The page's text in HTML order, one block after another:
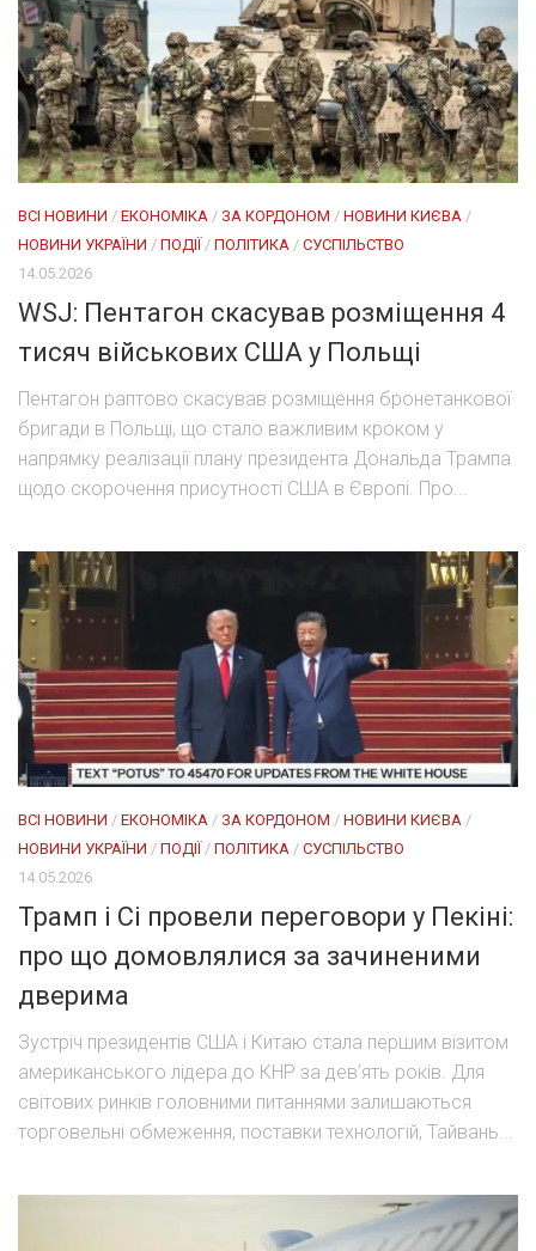
ВСІ НОВИНИ / ЕКОНОМІКА / ЗА КОРДОНОМ / НОВИНИ КИЄВА /
НОВИНИ УКРАЇНИ / ПОДІЇ / ПОЛІТИКА / СУСПІЛЬСТВО
14.05.2026
WSJ: Пентагон скасував розміщення 4
тисяч військових США у Польщі
Пентагон раптово скасував розміщення бронетанкової
бригади в Польщі, що стало важливим кроком у
напрямку реалізації плану президента Дональда Трампа
щодо скорочення присутності США в Європі. Про...
ВСІ НОВИНИ / ЕКОНОМІКА / ЗА КОРДОНОМ / НОВИНИ КИЄВА /
НОВИНИ УКРАЇНИ / ПОДІЇ / ПОЛІТИКА / СУСПІЛЬСТВО
14.05.2026
Трамп і Сі провели переговори у Пекіні:
про що домовлялися за зачиненими
дверима
Зустріч президентів США і Китаю стала першим візитом
американського лідера до КНР за дев’ять років. Для
світових ринків головними питаннями залишаються
торговельні обмеження, поставки технологій, Тайвань...